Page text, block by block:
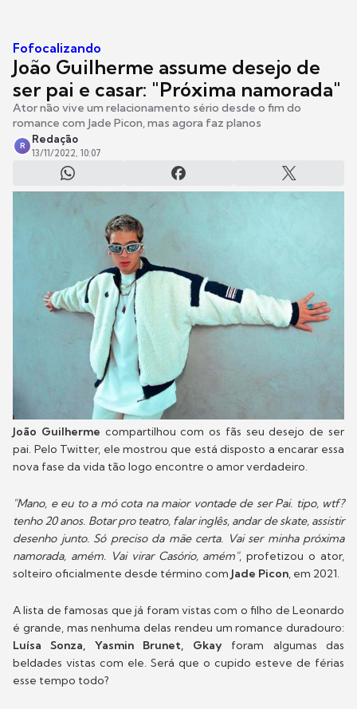
Fofocalizando
João Guilherme assume desejo de
ser pai e casar: "Próxima namorada"
Ator não vive um relacionamento sério desde o fim do
romance com Jade Picon, mas agora faz planos
R
Redação
13/11/2022, 10:07
João Guilherme compartilhou com os fãs seu desejo de ser
pai. Pelo Twitter, ele mostrou que está disposto a encarar essa
nova fase da vida tão logo encontre o amor verdadeiro.
"Mano, e eu to a mó cota na maior vontade de ser Pai. tipo, wtf?
tenho 20 anos. Botar pro teatro, falar inglês, andar de skate, assistir
desenho junto. Só preciso da mãe certa. Vai ser minha próxima
namorada, amém. Vai virar Casório, amém", profetizou o ator,
solteiro oficialmente desde término com Jade Picon, em 2021.
A lista de famosas que já foram vistas com o filho de Leonardo
é grande, mas nenhuma delas rendeu um romance duradouro:
Luísa Sonza, Yasmin Brunet, Gkay foram algumas das
beldades vistas com ele. Será que o cupido esteve de férias
esse tempo todo?